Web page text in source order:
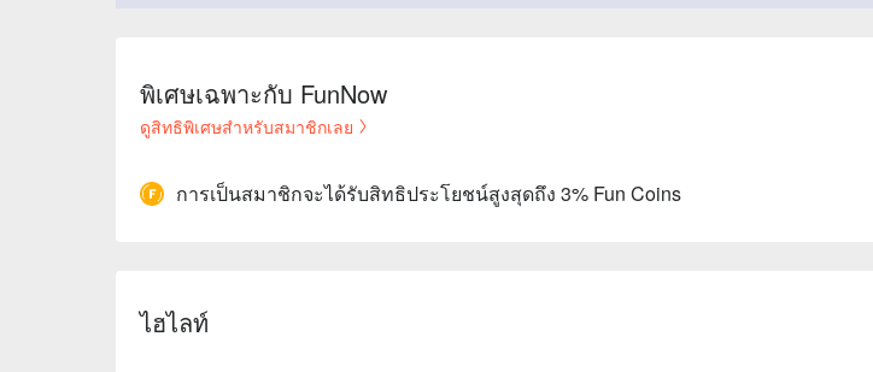
พิเศษเฉพาะกับ FunNow
ดูสิทธิพิเศษสำหรับสมาชิกเลย
การเป็นสมาชิกจะได้รับสิทธิประโยชน์สูงสุดถึง 3% Fun Coins
ไฮไลท์